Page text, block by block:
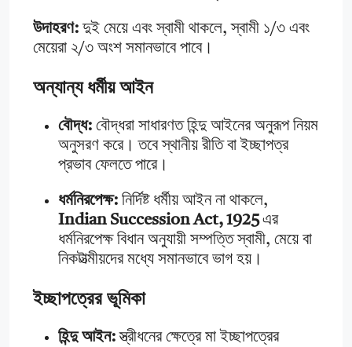
উদাহরণ: দুই মেয়ে এবং স্বামী থাকলে, স্বামী ১/৩ এবং
মেয়েরা ২/৩ অংশ সমানভাবে পাবে।
অন্যান্য ধর্মীয় আইন
বৌদ্ধ: বৌদ্ধরা সাধারণত হিন্দু আইনের অনুরূপ নিয়ম
অনুসরণ করে। তবে স্থানীয় রীতি বা ইচ্ছাপত্র
প্রভাব ফেলতে পারে।
ধর্মনিরপেক্ষ: নির্দিষ্ট ধর্মীয় আইন না থাকলে,
Indian Succession Act, 1925এর
ধর্মনিরপেক্ষ বিধান অনুযায়ী সম্পত্তি স্বামী, মেয়ে বা
নিকটাত্মীয়দের মধ্যে সমানভাবে ভাগ হয়।
ইচ্ছাপত্রের ভূমিকা
হিন্দু আইন:স্ত্রীধনের ক্ষেত্রে মা ইচ্ছাপত্রের